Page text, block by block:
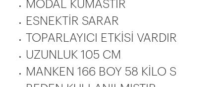
ESNEKTİR SARAR
TOPARLAYICI ETKİSİ VARDIR
UZUNLUK 105 CM
MANKEN 166 BOY 58 KİLO S
BEDEN KULLANILMISTIR